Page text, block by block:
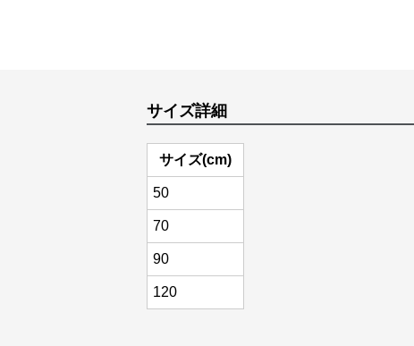
サイズ詳細
サイズ(cm)
50
70
90
120